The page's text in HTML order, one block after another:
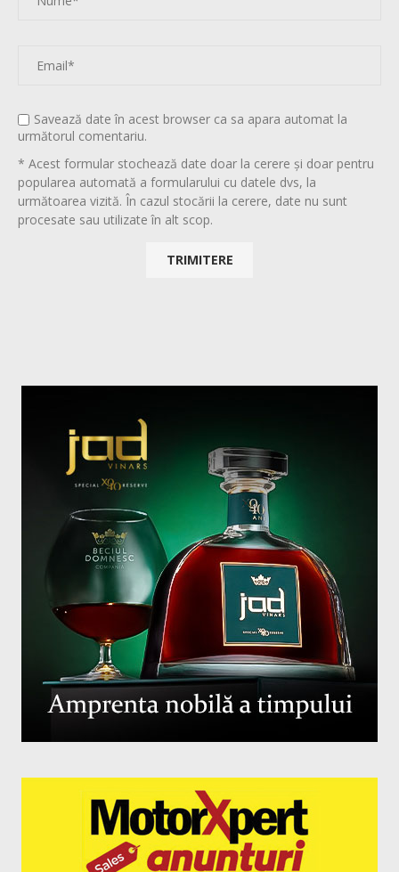
Savează date în acest browser ca sa apara automat la
următorul comentariu.
* Acest formular stochează date doar la cerere și doar pentru
popularea automată a formularului cu datele dvs, la
următoarea vizită. În cazul stocării la cerere, date nu sunt
procesate sau utilizate în alt scop.